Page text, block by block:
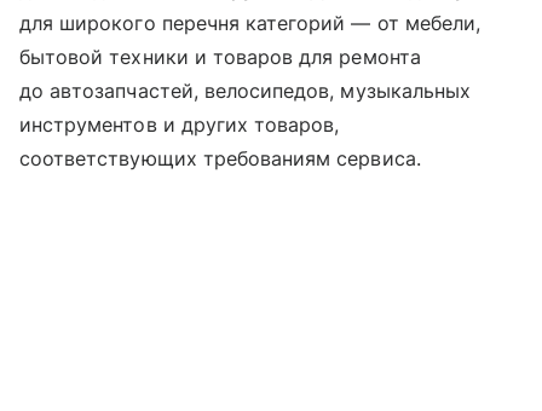
для широкого перечня категорий — от мебели,
бытовой техники и товаров для ремонта
до автозапчастей, велосипедов, музыкальных
инструментов и других товаров,
соответствующих требованиям сервиса.